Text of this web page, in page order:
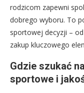
rodzicom zapewni
dobrego wyboru. To
sportowej decyzji –
zakup kluczowego
Gdzie szukać
sportowe i